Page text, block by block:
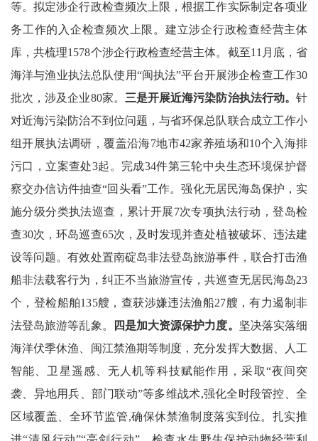
等。拟定涉企行政检查频次上限，根据工作实际制定各项业
务工作的入企检查频次上限。建立涉企行政检查经营主体
库，共梳理1578个涉企行政检查经营主体。截至11月底，省
海洋与渔业执法总队使用“闽执法”平台开展涉企检查工作30
批次，涉及企业80家。 三是开展近海污染防治执法行动。针
对近海污染防治不到位问题，与省环保总队联合成立工作小
组开展执法调研，覆盖沿海7地市42家养殖场和10个入海排
污口，立案查处3起。完成34件第三轮中央生态环境保护督
察交办信访件抽查“回头看”工作。强化无居民海岛保护，实
施分级分类执法巡查，累计开展7次专项执法行动，登岛检
查30次，环岛巡查65次，及时发现并查处植被破坏、违法建
设等问题。有效处置南碇岛非法登岛旅游事件，联合打击渔
船非法载客行为，纠正不当旅游宣传，共巡查无居民海岛23
个，登检船舶135艘，查获涉嫌违法渔船27艘，有力遏制非
法登岛旅游等乱象。
四是加大资源保护力度。 坚决落实落细
海洋伏季休渔、闽江禁渔期等制度，充分发挥大数据、人工
智能、卫星遥感、无人机等科技赋能作用，采取“夜间突
袭、异地用兵、部门联动”等多维战术,强化全时段管控、全
区域覆盖、全环节监管,确保休禁渔制度落实到位。扎实推